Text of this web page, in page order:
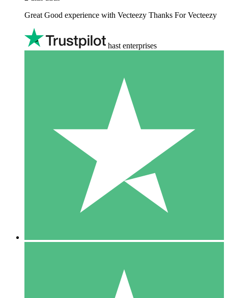
Great Good experience with Vecteezy Thanks For Vecteezy
hast enterprises